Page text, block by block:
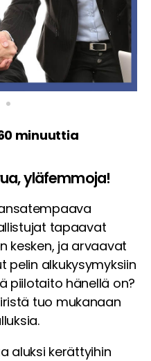
minuuttia
yläfemmoja!
tapaavat
kesken, ja arvaavat
pelin alkukysymyksiin
piilotaito hänellä on?
tuo mukanaan
aluksi kerättyihin